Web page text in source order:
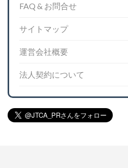
FAQ & お問合せ
サイトマップ
運営会社概要
法人契約について